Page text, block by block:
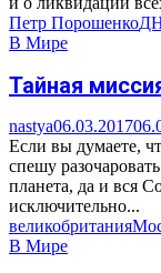
Петр Порошенко
В Мире
Тайная
nastya06.03.2017
Если вы думаете,
спешу
планета, да и вся
исключительно...
великобритания
В Мире